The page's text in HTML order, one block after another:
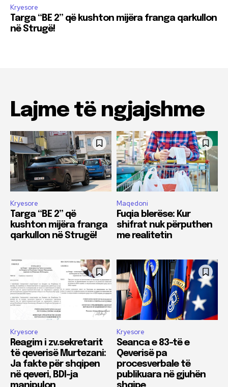
Kryesore
Targa “BE 2” që kushton mijëra franga qarkullon
në Strugë!
Lajme të ngjajshme
Kryesore
Targa “BE 2” që
kushton mijëra franga
qarkullon në Strugë!
Maqedoni
Fuqia blerëse: Kur
shifrat nuk përputhen
me realitetin
Kryesore
Reagim i zv.sekretarit
të qeverisë Murtezani:
Ja fakte për shqipen
në qeveri, BDI-ja
Kryesore
Seanca e 83-të e
Qeverisë pa
procesverbale të
publikuara në gjuhën